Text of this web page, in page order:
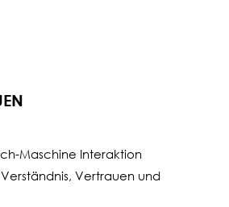
Maschine Interaktion
Vertrauen und